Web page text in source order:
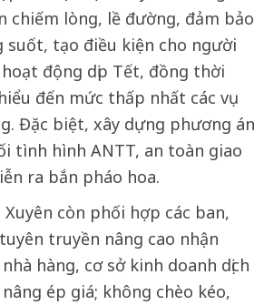
chiếm lòng, lề đường, đảm bảo
tạo điều kiện cho người
động dịp Tết, đồng thời
đến mức thấp nhất các vụ
Đặc biệt, xây dựng phương án
tình hình ANTT, an toàn giao
ra bắn pháo hoa.
Xuyên còn phối hợp các ban,
truyền nâng cao nhận
hàng, cơ sở kinh doanh dịch
ép giá; không chèo kéo,